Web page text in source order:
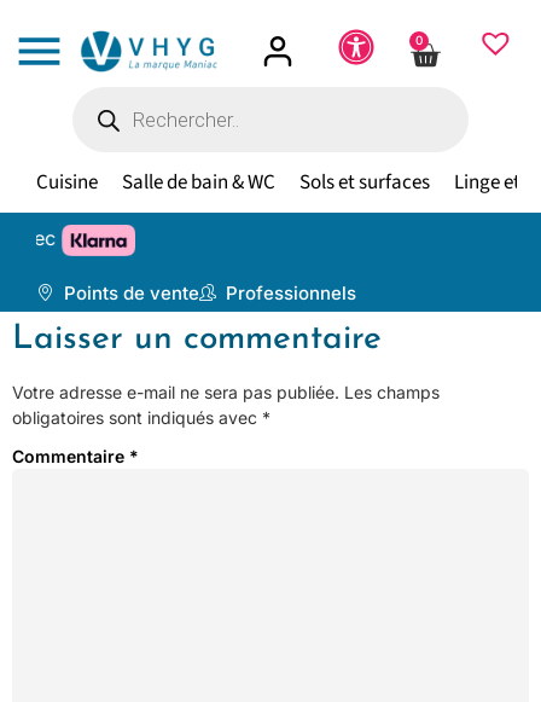
0
Cuisine Salle de bain & WC Sols et surfaces Linge et
Points de vente Professionnels
Laisser un commentaire
Votre adresse e-mail ne sera pas publiée. Les champs
obligatoires sont indiqués avec *
Commentaire *